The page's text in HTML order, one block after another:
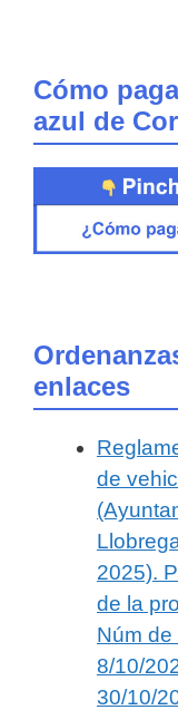
Cómo
azul de
enlaces
de
2025).
de la
Núm
8/10/
30/10/